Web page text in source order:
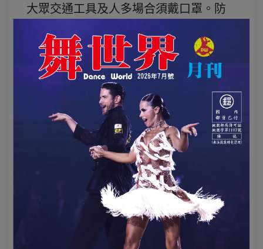
大眾交通工具及人多場合須戴口罩。防
間，室內須保持1.5公尺距離，室外須保
持1公尺距離，如無法保持社交距離，則
必須戴口罩。
國外曾發生中學生戴口罩跑步猝死案
例。台大醫學院名譽教授高明見先生
說，戴口罩運動時，可能因急性缺氧，
過度換氣造成呼吸鹼性中毒，產生頭
痛、頭暈、四肢麻痺、痙攣等症狀。高
教授指出，運動戴口罩有可能導致換氣
不足，加劇心肌缺氧，體溫升高，心跳
加速，引發心律不整而猝死。